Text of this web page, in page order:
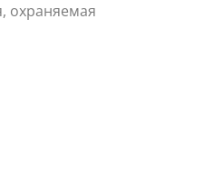
охраняемая